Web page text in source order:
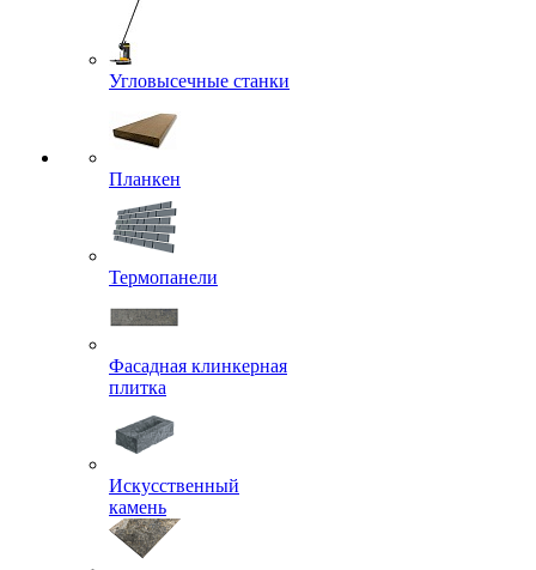
Угловысечные станки
Планкен
Термопанели
Фасадная клинкерная
плитка
Искусственный
камень